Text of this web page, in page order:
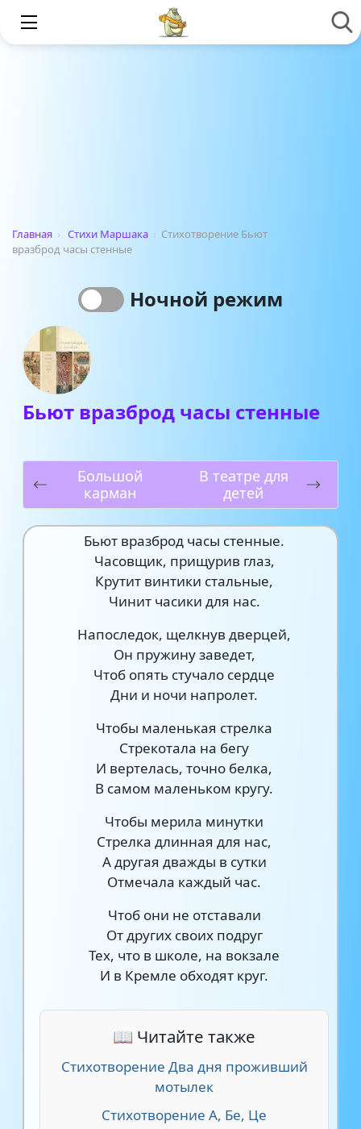
Главная › Стихи Маршака › Стихотворение Бьют
вразброд часы стенные
Ночной режим
Бьют вразброд часы стенные
Большой
карман
В театре для
детей
Бьют вразброд часы стенные.
Часовщик, прищурив глаз,
Крутит винтики стальные,
Чинит часики для нас.
Напоследок, щелкнув дверцей,
Он пружину заведет,
Чтоб опять стучало сердце
Дни и ночи напролет.
Чтобы маленькая стрелка
Стрекотала на бегу
И вертелась, точно белка,
В самом маленьком кругу.
Чтобы мерила минутки
Стрелка длинная для нас,
А другая дважды в сутки
Отмечала каждый час.
Чтоб они не отставали
От других своих подруг
Тех, что в школе, на вокзале
И в Кремле обходят круг.
📖 Читайте также
Стихотворение Два дня проживший
мотылек
Стихотворение А, Бе, Це